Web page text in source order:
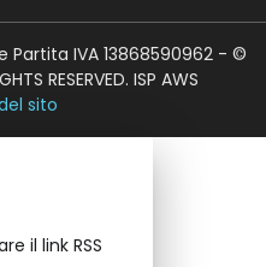
IVA 13868590962 - ©
RESERVED. ISP AWS
sito
il link RSS